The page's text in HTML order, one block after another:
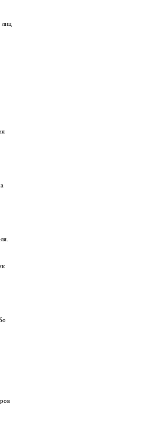
экземпляре ставится круглая печать организации и подписи уполномоченных лиц
сверяет печать и подписи на
получателя.
электронно). Если банк
сомнительным, либо
есть обозначение номеров